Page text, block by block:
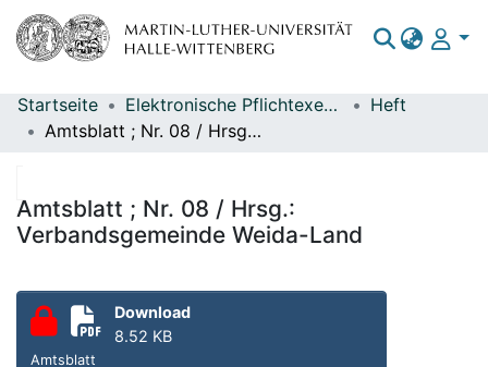
Bereiche & Sammlungen
Statistiken
Startseite Elektronische Pflichtexemplare
Heft
Amtsblatt ; Nr. 08 / Hrsg.: Verbandsgemeinde Weida-Land
Amtsblatt ; Nr. 08 / Hrsg.:
Verbandsgemeinde Weida-Land
Download
8.52 KB
Amtsblatt